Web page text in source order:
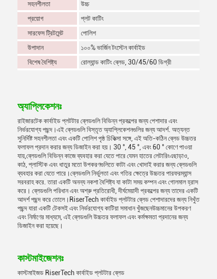
সহনশীলতা
উচ্চ
প্রয়োগ
প্লট কাটিং
সারফেস ট্রিটমেন্ট
পোলিশ
উপাদান
১০০% ভার্জিন টংস্টেন কার্বাইড
বিশেষ বৈশিষ্ট্য
রোল্যান্ড কাটিং ব্লেড, 30/45/60 ডিগ্রী
অ্যাপ্লিকেশনঃ
রাইজারটেক কার্বাইড প্লটটার ব্লেডগুলি বিভিন্ন প্রকল্পের জন্য পেশাদার এবং
নির্ভরযোগ্য পছন্দ।এই ব্লেডগুলি বিস্তৃত অ্যাপ্লিকেশনগুলির জন্য আদর্শ. অত্যন্ত
সুনির্দিষ্ট সহনশীলতা এবং একটি পোলিশ পৃষ্ঠ চিকিত্সা সঙ্গে, এই অতি-কঠিন ব্লেড উচ্চতর
ফলাফল প্রদান করার জন্য ডিজাইন করা হয়। 30 °, 45 °, এবং 60 ° কোণে পাওয়া
যায়,ব্লেডগুলি বিভিন্ন কাজে ব্যবহার করা যেতে পারে যেমন হাতের লেটারিংএছাড়াও,
কাঠ, প্লাস্টিক এবং ধাতুর মতো উপকরণগুলিতে কাটা এবং খোদাই করার জন্য ব্লেডগুলি
ব্যবহার করা যেতে পারে।ব্লেডগুলি নির্ভুলতা এবং গতির ক্ষেত্রে উচ্চতর পারফরম্যান্স
সরবরাহ করে. তারা একটি অনন্য নকশা বৈশিষ্ট্য যা কাটা সময় কম্পন এবং গোলমাল হ্রাস
করে। ব্লেডগুলি পরিধান এবং অশ্রু প্রতিরোধী, দীর্ঘমেয়াদী প্রকল্পের জন্য তাদের একটি
আদর্শ পছন্দ করে তোলে।RiserTech কার্বাইড প্লটটার ব্লেড পেশাদারদের জন্য নিখুঁত
পছন্দ যারা একটি টেকসই এবং নির্ভরযোগ্য কাটিয়া সমাধান খুঁজছেনউচ্চমানের উপকরণ
এবং নির্মাণের মাধ্যমে, এই ব্লেডগুলি উচ্চতর ফলাফল এবং কর্মক্ষমতা প্রদানের জন্য
ডিজাইন করা হয়েছে।
কাস্টমাইজেশনঃ
কাস্টমাইজড RiserTech কার্বাইড প্লটটার ব্লেড